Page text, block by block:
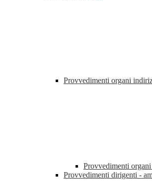
Provvedimenti organi
Provvedimenti
Provvedimenti dirigenti -